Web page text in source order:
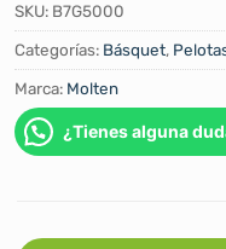
SKU: B7G5000
Categorías: Básquet,
Marca: Molten
¿Tienes alguna